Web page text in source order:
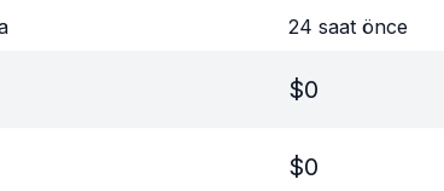
24 saat önce
$0
$0